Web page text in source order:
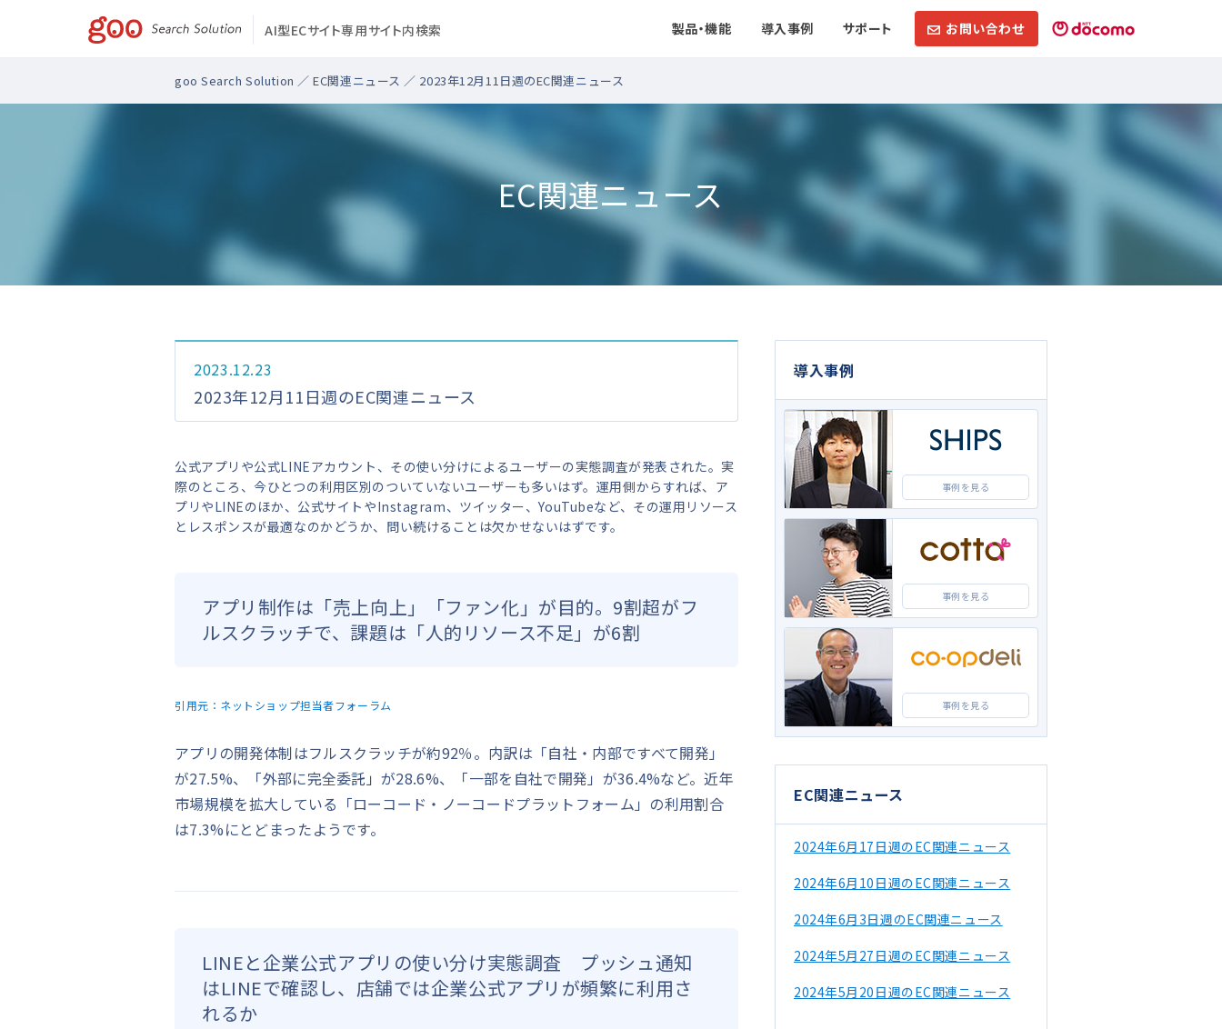
AI型ECサイト専用サイト内検索 製品・機能 導入事例 サポート お問い合わせ
goo Search Solution ／EC関連ニュース ／ 2023年12月11日週のEC関連ニュース
EC関連ニュース
2023.12.23
2023年12月11日週のEC関連ニュース
公式アプリや公式LINEアカウント、その使い分けによるユーザーの実態調査が発表された。実
際のところ、今ひとつの利用区別のついていないユーザーも多いはず。運用側からすれば、ア
プリやLINEのほか、公式サイトやInstagram、ツイッター、YouTubeなど、その運用リソース
とレスポンスが最適なのかどうか、問い続けることは欠かせないはずです。
アプリ制作は「売上向上」「ファン化」が目的。9割超がフ
ルスクラッチで、課題は「人的リソース不足」が6割
引用元： ネットショップ担当者フォーラム
アプリの開発体制はフルスクラッチが約92％。内訳は「自社・内部ですべて開発」
が27.5%、「外部に完全委託」が28.6%、「一部を自社で開発」が36.4%など。近年
市場規模を拡大している「ローコード・ノーコードプラットフォーム」の利用割合
は7.3%にとどまったようです。
LINEと企業公式アプリの使い分け実態調査 プッシュ通知
はLINEで確認し、店舗では企業公式アプリが頻繁に利用さ
れるか
導入事例
事例を見る
事例を見る
事例を見る
EC関連ニュース
2024年6月17日週のEC関連ニュース
2024年6月10日週のEC関連ニュース
2024年6月3日週のEC関連ニュース
2024年5月27日週のEC関連ニュース
2024年5月20日週のEC関連ニュース